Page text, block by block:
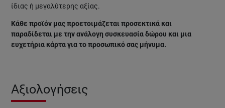
ίδιας ή μεγαλύτερης αξίας.
Κάθε προϊόν μας προετοιμάζεται προσεκτικά και
παραδίδεται με την ανάλογη συσκευασία δώρου και μια
ευχετήρια κάρτα για το προσωπικό σας μήνυμα.
Αξιολογήσεις